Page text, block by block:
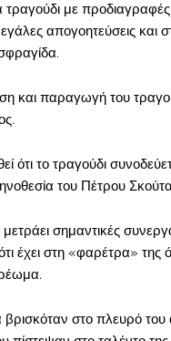
τραγούδι με
απογοητεύσεις και
και παραγωγή του
ότι το τραγούδι
του Πέτρου
μετράει σημαντικές
έχει στη «φαρέτρα»
βρισκόταν στο πλευρό